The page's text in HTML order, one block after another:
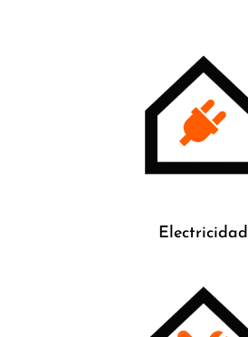
Electricidad